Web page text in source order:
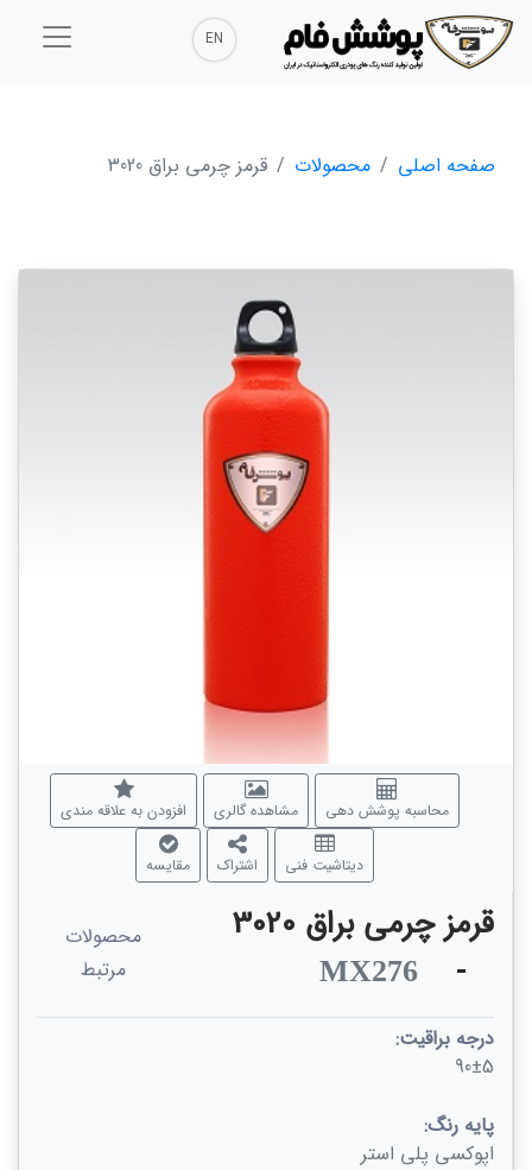
EN
صفحه اصلی محصولات قرمز چرمی براق 3020
محاسبه پوشش دهی مشاهده گالری افزودن به علاقه مندی
دیتاشیت فنی اشتراک مقایسه
قرمز چرمی براق 3020
-
MX276
محصولات
مرتبط
درجه براقیت:
90±5
پایه رنگ:
اپوکسی پلی استر